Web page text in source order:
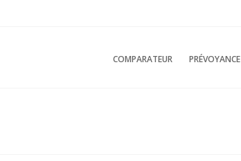
COMPARATEUR PRÉVOYANCE